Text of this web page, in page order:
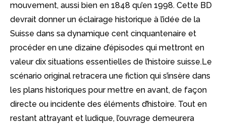
mouvement, aussi bien en 1848 qu’en 1998. Cette BD
devrait donner un éclairage historique à l’idée de la
Suisse dans sa dynamique cent cinquantenaire et
procéder en une dizaine d’épisodes qui mettront en
valeur dix situations essentielles de l’histoire suisse.Le
scénario original retracera une fiction qui s’insère dans
les plans historiques pour mettre en avant, de façon
directe ou incidente des éléments d’histoire. Tout en
restant attrayant et ludique, l’ouvrage demeurera